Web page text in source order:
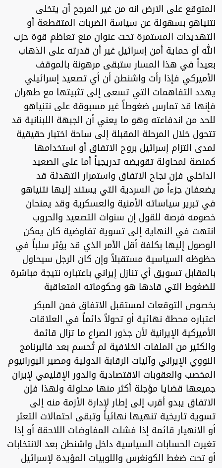
المتوقع على الارض انه من غير المرجح أن يتخلى
نتنياهو بسهولة عن سياسة الضربات المتقطعة أو
التهديدات المستمرة تحت عنوان منع تعاظم قوة حزب
الله أو حماية أمن إسرائيل غير أن قدرته على الذهاب
بعيداً في هذا المسار ستبقى مرهونة بالموقف
الأميركي فإذا رأت واشنطن أن أي تصعيد إسرائيلي
يهدد التفاهمات التي تسعى إلى تثبيتها مع طهران
فإنها قد تمارس ضغوطاً غير مسبوقة على نتنياهو
للحد من اندفاعته وهو ما يعني أن الجبهة اللبنانية قد
تتحول خلال المرحلة المقبلة إلى ساحة اختبار حقيقية
لمدى التزام إسرائيل بروح الاتفاق أو استخدامها
كمنصة لمحاولة تقويضه تدريجياً أما على الصعيد
الداخلي فإن نجاح الاتفاق واستمرار التهدئة قد
يضعفان جزءاً من السردية التي يستند إليها نتنياهو
في تبرير سياساته الأمنية والعسكرية وقد يمنحان
خصومه فرصة للقول إن سنوات التصعيد والحروب
انتهت في النهاية إلى تسوية تفاوضية كان يمكن
الوصول إليها بكلفة أقل الأمر الذي قد يؤثر سلباً في
حظوظه السياسية مستقبلاً وإن كان الرجل سيحاول
بالمقابل تسويق أي تنازل إيراني باعتباره نتيجة مباشرة
للضغوط التي قادها هو وحكوماته المتعاقبة
بخصوص التوقعات لمستقبل الاتفاق فمن المبكر
اعتباره محطة نهائية أو تحولاً دائماً في العلاقات
الأميركية الإيرانية لأن جذور الصراع ما تزال قائمة
والكثير من الملفات الخلافية لم تُحسم بعد فالبرنامج
النووي الإيراني وآليات الرقابة الدولية ومصير اليورانيوم
المخصب والعقوبات الاقتصادية والدور الإقليمي لإيران
جميعها قضايا مؤجلة أكثر منها محلولة ولهذا فإن
الاتفاق يبدو أقرب إلى إطار لإدارة الأزمة منه إلى
تسوية تاريخية تنهيها نهائياً وتبقى احتمالات التعثر
أو الانهيار قائمة إذا فشلت المفاوضات اللاحقة أو إذا
تغيرت الحسابات السياسية داخل واشنطن بعد الانتخابات
أو تحت ضغط الكونغرس واللوبيات المؤيدة لإسرائيل